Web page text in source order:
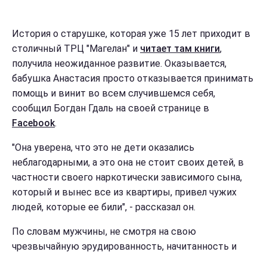
История о старушке, которая уже 15 лет приходит в
столичный ТРЦ "Магелан" и читает там книги,
получила неожиданное развитие. Оказывается,
бабушка Анастасия просто отказывается принимать
помощь и винит во всем случившемся себя,
сообщил Богдан Гдаль на своей странице в
Facebook.
"Она уверена, что это не дети оказались
неблагодарными, а это она не стоит своих детей, в
частности своего наркотически зависимого сына,
который и вынес все из квартиры, привел чужих
людей, которые ее били", - рассказал он.
По словам мужчины, не смотря на свою
чрезвычайную эрудированность, начитанность и